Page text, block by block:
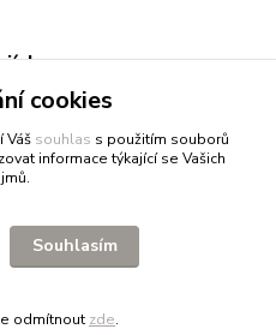
Profitpsa.cz- vše pro psy
a chlorella
cookies
Váš souhlas s použitím souborů
informace týkající se Vašich
Souhlasím
odmítnout zde.